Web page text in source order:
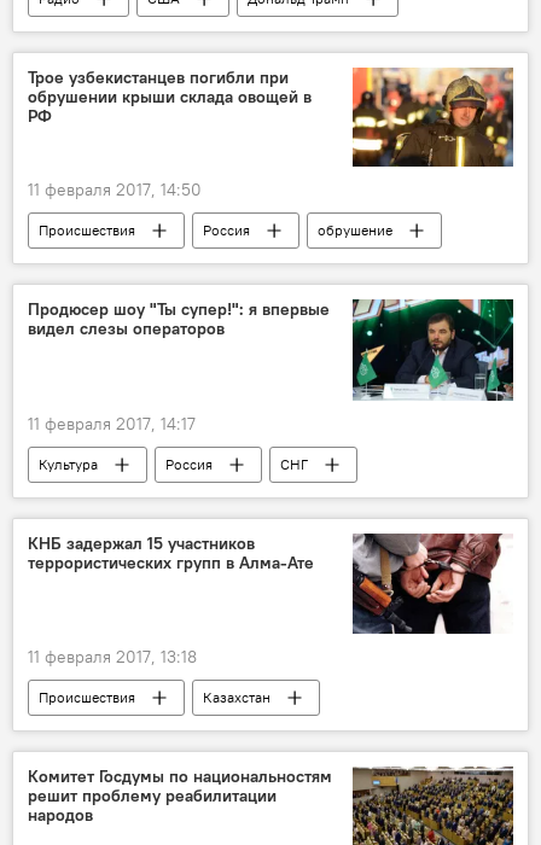
Иванка Трамп
Социальная сеть
соцсети
Трое узбекистанцев погибли при
обрушении крыши склада овощей в
РФ
11 февраля 2017, 14:50
Происшествия Россия
обрушение
узбек
граждане Узбекистана
Продюсер шоу "Ты супер!": я впервые
видел слезы операторов
11 февраля 2017, 14:17
Культура Россия
СНГ
дети
вокал шоу Ты супер
КНБ задержал 15 участников
террористических групп в Алма-Ате
11 февраля 2017, 13:18
Происшествия
Казахстан
Задержание
Борьба с терроризмом
борьба с экстремизмом
Комитет Госдумы по национальностям
решит проблему реабилитации
народов